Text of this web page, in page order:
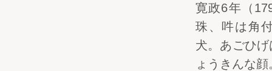
寛政6年（
珠、吽は角
犬。あごひ
ょうきんな顔